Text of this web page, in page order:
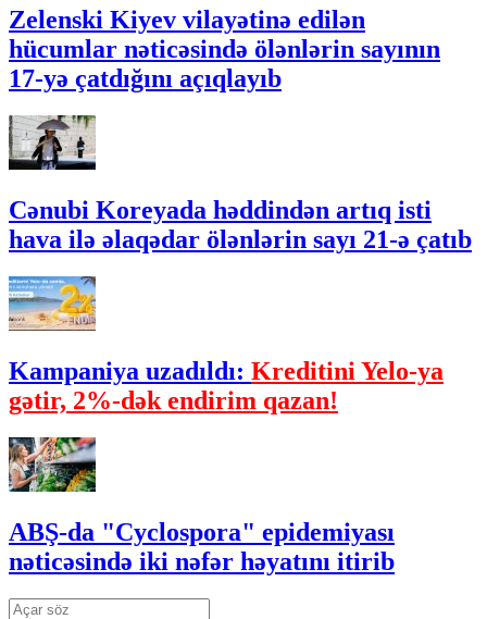
Zelenski Kiyev vilayətinə edilən
hücumlar nəticəsində ölənlərin sayının
17-yə çatdığını açıqlayıb
Cənubi Koreyada həddindən artıq isti
hava ilə əlaqədar ölənlərin sayı 21-ə çatıb
Kampaniya uzadıldı: Kreditini Yelo-ya
gətir, 2%-dək endirim qazan!
ABŞ-da "Cyclospora" epidemiyası
nəticəsində iki nəfər həyatını itirib